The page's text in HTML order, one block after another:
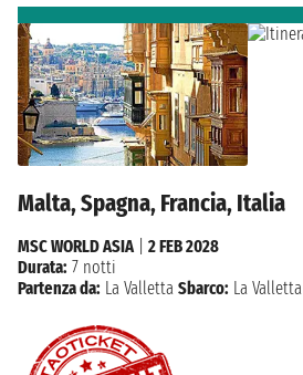
Malta, Spagna, Francia, Italia
MSC WORLD ASIA| 2 FEB 2028
Durata: 7 notti
Partenza da: La Valletta Sbarco: La Valletta